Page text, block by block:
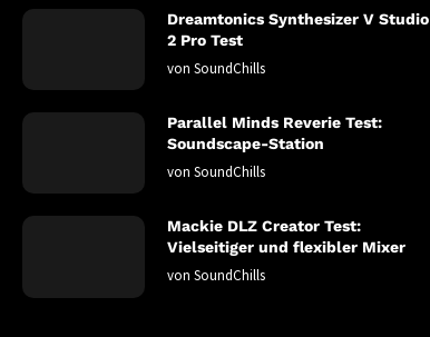
Dreamtonics Synthesizer V Studio
2 Pro Test
von SoundChills
Parallel Minds Reverie Test:
Soundscape-Station
von SoundChills
Mackie DLZ Creator Test:
Vielseitiger und flexibler Mixer
von SoundChills